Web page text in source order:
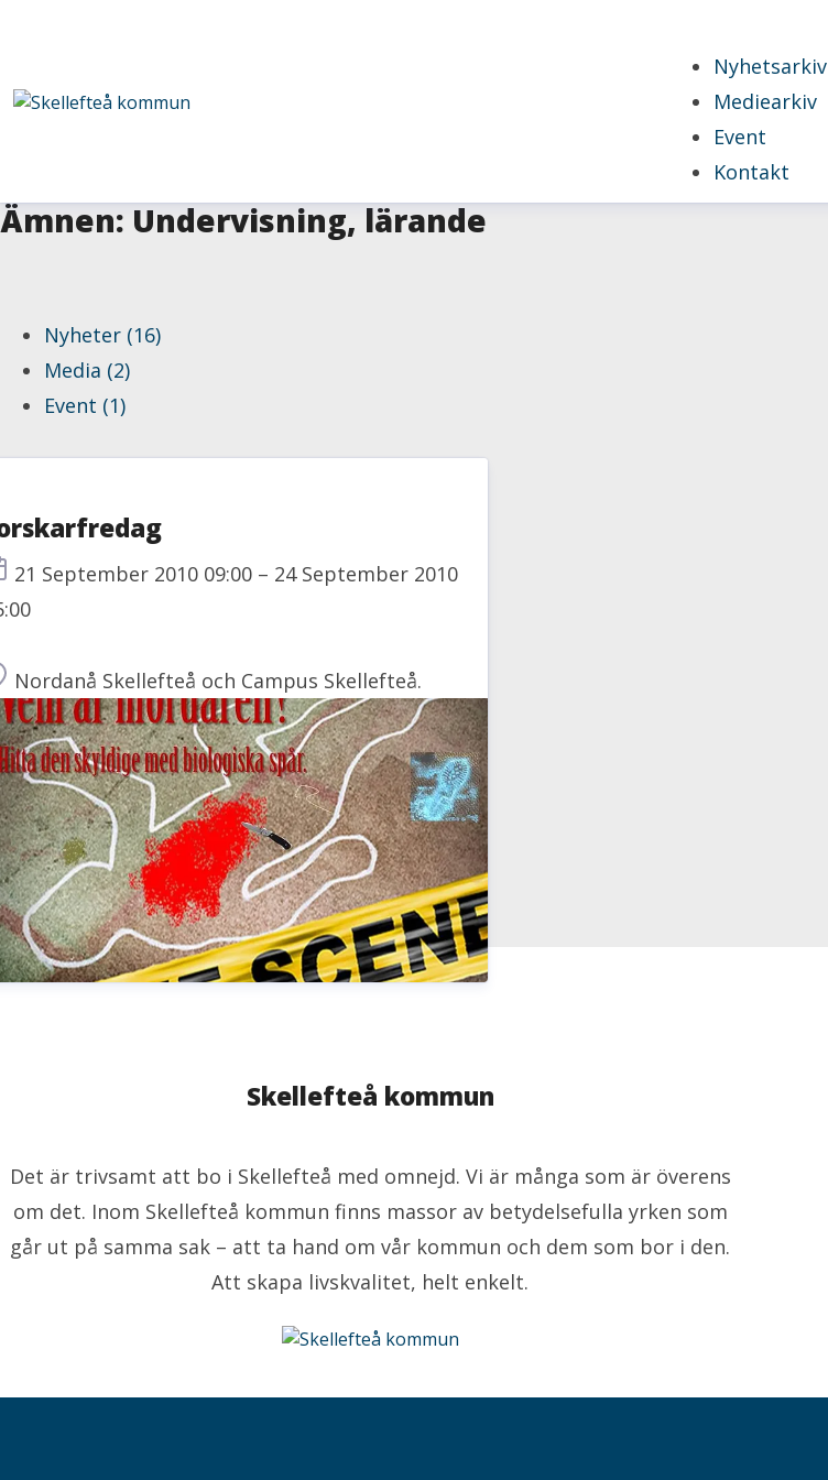
Nyhetsarkiv
Mediearkiv
Event
Kontakt
Ämnen: Undervisning, lärande
Nyheter (16)
Media (2)
Event (1)
Tid
21 September 2010 09:00 – 24 September 2010
Plats
Nordanå Skellefteå och Campus Skellefteå.
Skellefteå kommun
Det är trivsamt att bo i Skellefteå med omnejd. Vi är många som är överens
om det. Inom Skellefteå kommun finns massor av betydelsefulla yrken som
går ut på samma sak – att ta hand om vår kommun och dem som bor i den.
Att skapa livskvalitet, helt enkelt.